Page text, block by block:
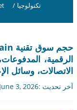
تكنولوجيا /
الاتصالات، وسائل
آخر تحديث :June 3, 2026 | التنسيق:PDF | معرّف التقرير: 100072